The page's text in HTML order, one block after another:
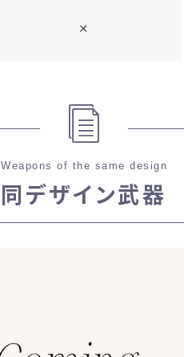
✕
Weapons of the same design
同デザイン武器